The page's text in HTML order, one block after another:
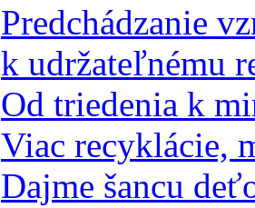
Predchádzanie
k udržateľnému
Od triedenia k
Viac recyklácie,
Dajme šancu